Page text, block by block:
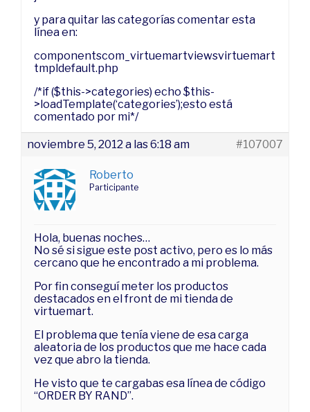
y para quitar las categorías comentar esta
línea en:
componentscom_virtuemartviewsvirtuemart
tmpldefault.php
/*if ($this->categories) echo $this-
>loadTemplate(‘categories’);esto está
comentado por mi*/
noviembre 5, 2012 a las 6:18 am #107007
Roberto
Participante
Hola, buenas noches…
No sé si sigue este post activo, pero es lo más
cercano que he encontrado a mi problema.
Por fin conseguí meter los productos
destacados en el front de mi tienda de
virtuemart.
El problema que tenía viene de esa carga
aleatoria de los productos que me hace cada
vez que abro la tienda.
He visto que te cargabas esa línea de código
“ORDER BY RAND”.